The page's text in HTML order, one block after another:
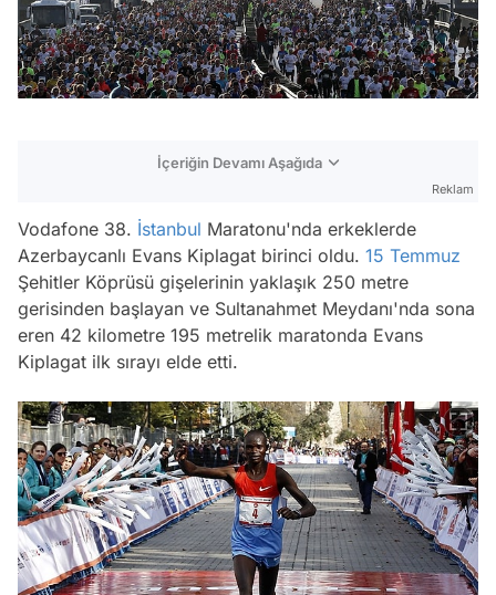
İçeriğin Devamı Aşağıda
Reklam
Vodafone 38. İstanbul Maratonu'nda erkeklerde
Azerbaycanlı Evans Kiplagat birinci oldu. 15 Temmuz
Şehitler Köprüsü gişelerinin yaklaşık 250 metre
gerisinden başlayan ve Sultanahmet Meydanı'nda sona
eren 42 kilometre 195 metrelik maratonda Evans
Kiplagat ilk sırayı elde etti.